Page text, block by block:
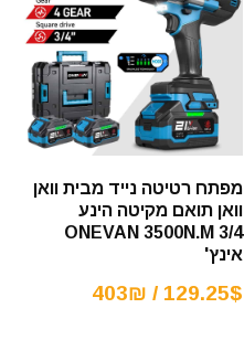
מפתח רטיטה נייד מבית וואן
וואן תואם מקיטה הינע
ONEVAN 3500N.M 3/4
אינץ'
129.25$ / 403₪